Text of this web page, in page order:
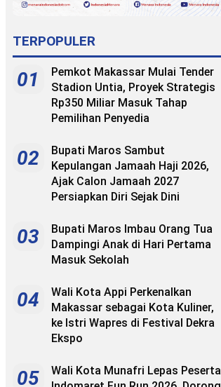
TERPOPULER
01
Pemkot Makassar Mulai Tender
Stadion Untia, Proyek Strategis
Rp350 Miliar Masuk Tahap
Pemilihan Penyedia
02
Bupati Maros Sambut
Kepulangan Jamaah Haji 2026,
Ajak Calon Jamaah 2027
Persiapkan Diri Sejak Dini
03
Bupati Maros Imbau Orang Tua
Dampingi Anak di Hari Pertama
Masuk Sekolah
04
Wali Kota Appi Perkenalkan
Makassar sebagai Kota Kuliner,
ke Istri Wapres di Festival Dekra
Ekspo
05
Wali Kota Munafri Lepas Peserta